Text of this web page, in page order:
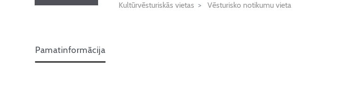
Kultūrvēsturiskās vietas
Vēsturisko notikumu vieta
Pamatinformācija